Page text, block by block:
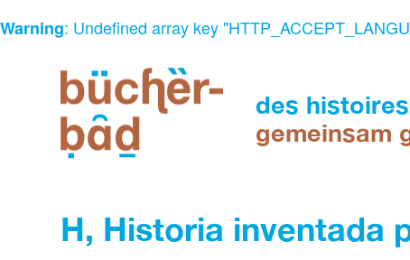
Warning: Undefined array key
lecture
des
gemeinsam
H, Historia inventada